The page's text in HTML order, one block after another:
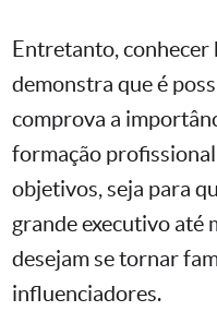
Entretanto, conhecer
demonstra que é
comprova a
formação
objetivos, seja para
grande executivo até
desejam se tornar
influenciadores.